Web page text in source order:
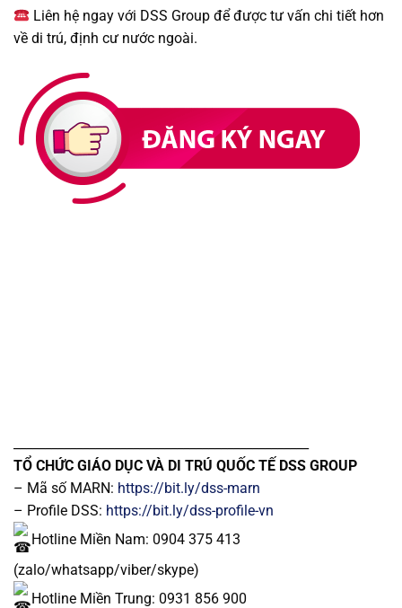
Liên hệ ngay với DSS Group để được tư vấn chi tiết hơn
về di trú, định cư nước ngoài.
TỔ CHỨC GIÁO DỤC VÀ DI TRÚ QUỐC TẾ DSS GROUP
– Mã số MARN: https://bit.ly/dss-marn
– Profile DSS: https://bit.ly/dss-profile-vn
Hotline Miền Nam: 0904 375 413
(zalo/whatsapp/viber/skype)
Hotline Miền Trung: 0931 856 900